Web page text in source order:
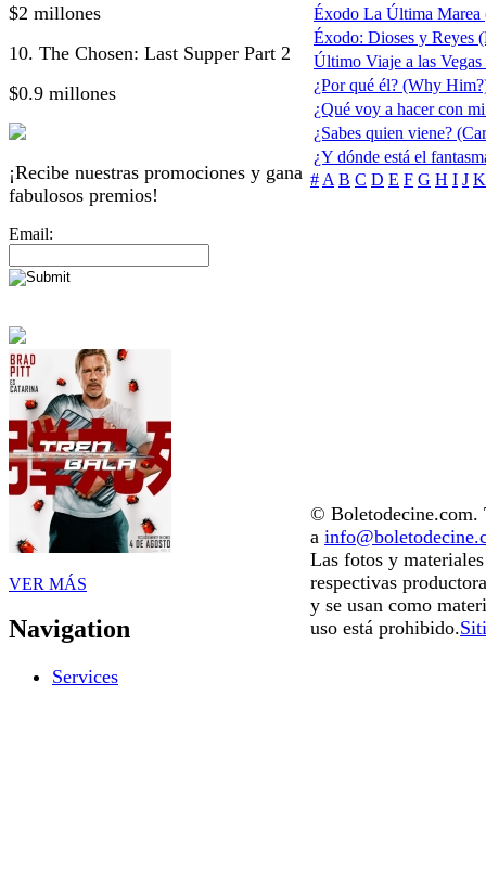
$2 millones
10. The Chosen: Last Supper Part 2
$0.9 millones
¡Recibe nuestras promociones y gana
fabulosos premios!
Email:
VER MÁS
Navigation
Services
Éxodo La Última Marea
Éxodo: Dioses y Reyes
Último Viaje a las Vegas
¿Por qué él? (Why
¿Qué voy a hacer con
¿Sabes quien viene?
¿Y dónde está el
# A B C D E F G H I J K
© Boletodecine.com.
a
Las fotos y
respectivas
y se usan como
uso está prohibido.